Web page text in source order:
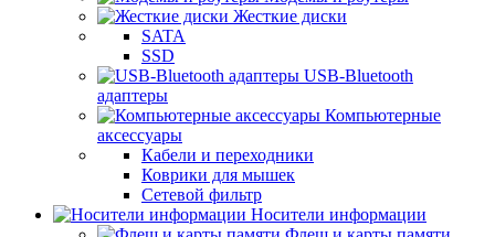
Жесткие диски
SATA
SSD
USB-Bluetooth
адаптеры
Компьютерные
аксессуары
Кабели и переходники
Коврики для мышек
Сетевой фильтр
Носители информации